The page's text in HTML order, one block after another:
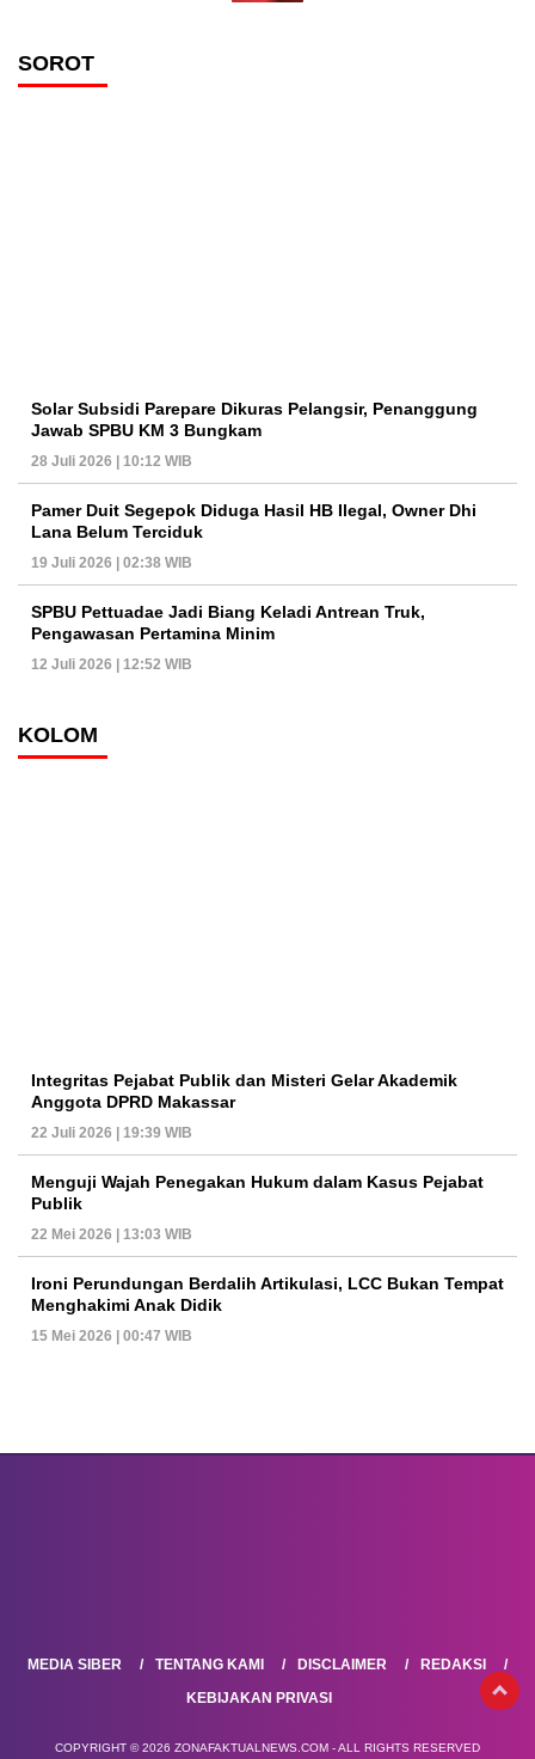
SOROT
Solar Subsidi Parepare Dikuras Pelangsir, Penanggung
Jawab SPBU KM 3 Bungkam
28 Juli 2026 | 10:12 WIB
Pamer Duit Segepok Diduga Hasil HB Ilegal, Owner Dhi
Lana Belum Terciduk
19 Juli 2026 | 02:38 WIB
SPBU Pettuadae Jadi Biang Keladi Antrean Truk,
Pengawasan Pertamina Minim
12 Juli 2026 | 12:52 WIB
KOLOM
Integritas Pejabat Publik dan Misteri Gelar Akademik
Anggota DPRD Makassar
22 Juli 2026 | 19:39 WIB
Menguji Wajah Penegakan Hukum dalam Kasus Pejabat
Publik
22 Mei 2026 | 13:03 WIB
Ironi Perundungan Berdalih Artikulasi, LCC Bukan Tempat
Menghakimi Anak Didik
15 Mei 2026 | 00:47 WIB
MEDIA SIBER TENTANG KAMI DISCLAIMER
REDAKSI
KEBIJAKAN PRIVASI
COPYRIGHT © 2026 ZONAFAKTUALNEWS.COM - ALL RIGHTS RESERVED